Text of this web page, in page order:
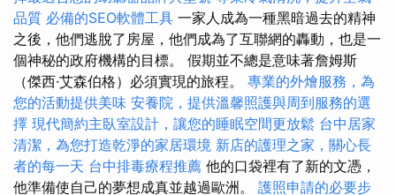
品質 必備的SEO軟體工具 一家人成為一種黑暗過去的精神
之後，他們逃脫了房屋，他們成為了互聯網的轟動，也是一
個神秘的政府機構的目標。 假期並不總是意味著詹姆斯
（傑西·艾森伯格）必須實現的旅程。 專業的外燴服務，為
您的活動提供美味 安養院，提供溫馨照護與周到服務的選
擇 現代簡約主臥室設計，讓您的睡眠空間更放鬆 台中居家
清潔，為您打造乾淨的家居環境 新店的護理之家，關心長
者的每一天 台中排毒療程推薦 他的口袋裡有了新的文憑，
他準備使自己的夢想成真並越過歐洲。 護照申請的必要步